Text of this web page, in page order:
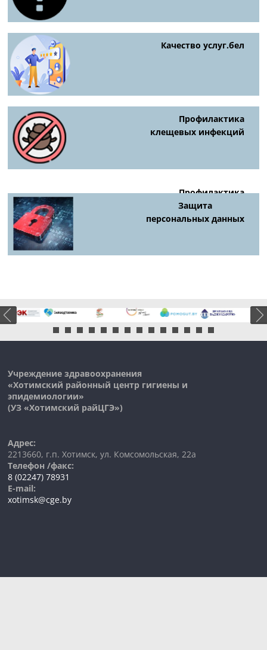
Качество услуг.бел
Профилактика
клещевых инфекций
Профилактика
киберпреступности
Защита
персональных данных
Учреждение здравоохранения
«Хотимский районный центр гигиены и
эпидемиологии»
(УЗ «Хотимский райЦГЭ»)
Адрес:
2213660, г.п. Хотимск, ул. Комсомольская, 22а
Телефон /факс:
8 (02247) 78931
E-mail:
xotimsk@cge.by